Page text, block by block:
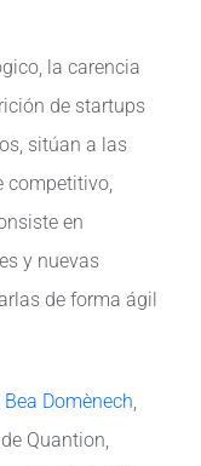
Blog
Contacto
la carencia
de startups
sitúan a las
competitivo,
en
y nuevas
de forma ágil
Bea Domènech,
Quantion,